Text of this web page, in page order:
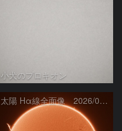
小犬のプロキオン
太陽 Hα線全面像 2026/08/07